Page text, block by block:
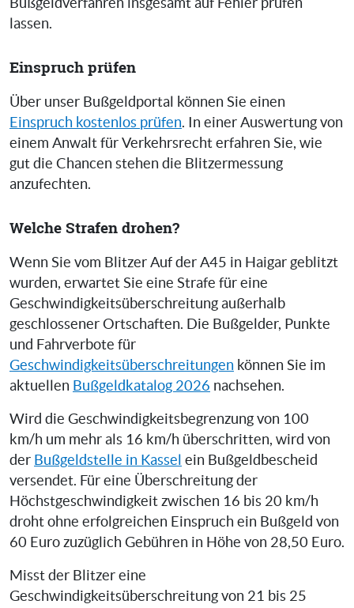
Bußgeldverfahren insgesamt auf Fehler prüfen
lassen.
Einspruch prüfen
Über unser Bußgeldportal können Sie einen
Einspruch kostenlos prüfen. In einer Auswertung von
einem Anwalt für Verkehrsrecht erfahren Sie, wie
gut die Chancen stehen die Blitzermessung
anzufechten.
Welche Strafen drohen?
Wenn Sie vom Blitzer Auf der A45 in Haigar geblitzt
wurden, erwartet Sie eine Strafe für eine
Geschwindigkeitsüberschreitung außerhalb
geschlossener Ortschaften. Die Bußgelder, Punkte
und Fahrverbote für
Geschwindigkeitsüberschreitungen können Sie im
aktuellen Bußgeldkatalog 2026 nachsehen.
Wird die Geschwindigkeitsbegrenzung von 100
km/h um mehr als 16 km/h überschritten, wird von
der Bußgeldstelle in Kassel ein Bußgeldbescheid
versendet. Für eine Überschreitung der
Höchstgeschwindigkeit zwischen 16 bis 20 km/h
droht ohne erfolgreichen Einspruch ein Bußgeld von
60 Euro zuzüglich Gebühren in Höhe von 28,50 Euro.
Misst der Blitzer eine
Geschwindigkeitsüberschreitung von 21 bis 25